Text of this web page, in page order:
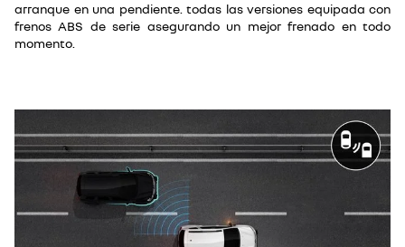
arranque en una pendiente. todas las versiones equipada con
frenos ABS de serie asegurando un mejor frenado en todo
momento.